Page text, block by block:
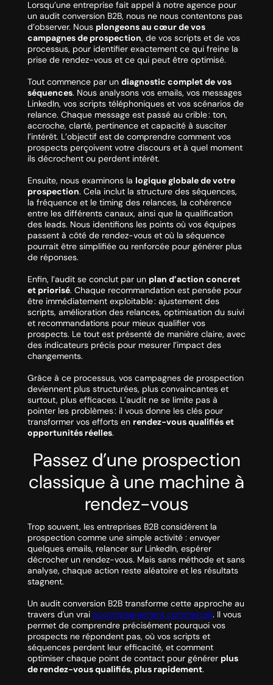
Lorsqu’une entreprise fait appel à notre agence pour
un audit conversion B2B, nous ne nous contentons pas
d’observer. Nous plongeons au cœur de vos
campagnes de prospection, de vos scripts et de vos
processus, pour identifier exactement ce qui freine la
prise de rendez-vous et ce qui peut être optimisé.
Tout commence par un diagnostic complet de vos
séquences. Nous analysons vos emails, vos messages
LinkedIn, vos scripts téléphoniques et vos scénarios de
relance. Chaque message est passé au crible : ton,
accroche, clarté, pertinence et capacité à susciter
l’intérêt. L’objectif est de comprendre comment vos
prospects perçoivent votre discours et à quel moment
ils décrochent ou perdent intérêt.
Ensuite, nous examinons la logique globale de votre
prospection. Cela inclut la structure des séquences,
la fréquence et le timing des relances, la cohérence
entre les différents canaux, ainsi que la qualification
des leads. Nous identifions les points où vos équipes
passent à côté de rendez-vous et où la séquence
pourrait être simplifiée ou renforcée pour générer plus
de réponses.
Enfin, l’audit se conclut par un plan d’action concret
et priorisé. Chaque recommandation est pensée pour
être immédiatement exploitable : ajustement des
scripts, amélioration des relances, optimisation du suivi
et recommandations pour mieux qualifier vos
prospects. Le tout est présenté de manière claire, avec
des indicateurs précis pour mesurer l’impact des
changements.
Grâce à ce processus, vos campagnes de prospection
deviennent plus structurées, plus convaincantes et
surtout, plus efficaces. L’audit ne se limite pas à
pointer les problèmes : il vous donne les clés pour
transformer vos efforts en rendez-vous qualifiés et
opportunités réelles.
Passez d’une prospection
classique à une machine à
rendez-vous
Trop souvent, les entreprises B2B considèrent la
prospection comme une simple activité : envoyer
quelques emails, relancer sur LinkedIn, espérer
décrocher un rendez-vous. Mais sans méthode et sans
analyse, chaque action reste aléatoire et les résultats
stagnent.
Un audit conversion B2B transforme cette approche au
travers d'un vrai accompagnement commercial. Il vous
permet de comprendre précisément pourquoi vos
prospects ne répondent pas, où vos scripts et
séquences perdent leur efficacité, et comment
optimiser chaque point de contact pour générer plus
de rendez-vous qualifiés, plus rapidement.